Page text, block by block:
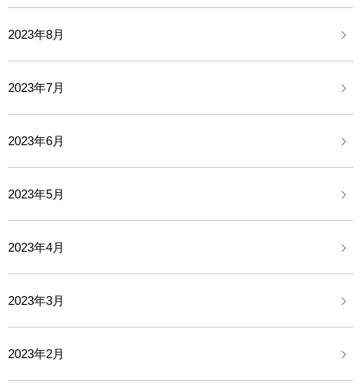
2023年8月
2023年7月
2023年6月
2023年5月
2023年4月
2023年3月
2023年2月